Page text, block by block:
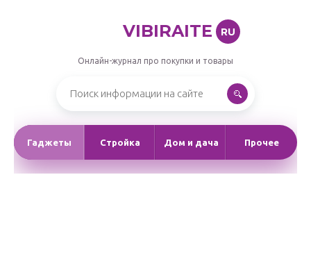
VIBIRAITE RU
Онлайн-журнал про покупки и товары
Гаджеты Стройка Дом и дача Прочее